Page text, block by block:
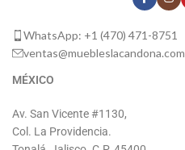
WhatsApp: +1 (470) 471-8751
ventas@muebleslacandona.com
MÉXICO
Av. San Vicente #1130,
Col. La Providencia.